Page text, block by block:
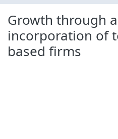
Growth through
incorporation of
based firms